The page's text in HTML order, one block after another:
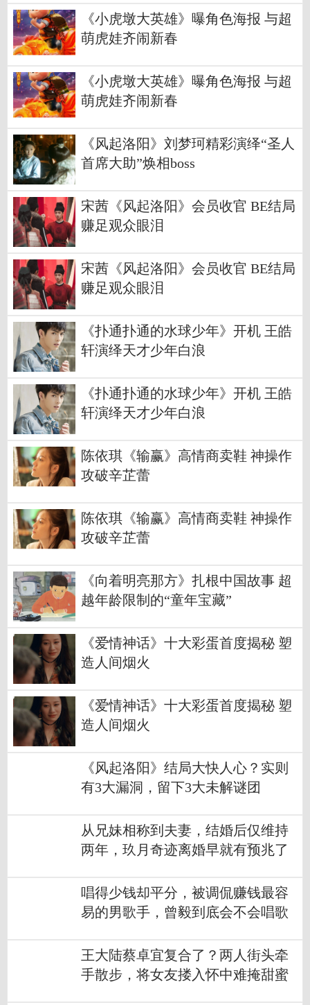
《小虎墩大英雄》曝角色海报 与超
萌虎娃齐闹新春
《小虎墩大英雄》曝角色海报 与超
萌虎娃齐闹新春
《风起洛阳》刘梦珂精彩演绎“圣人
首席大助”焕相boss
宋茜《风起洛阳》会员收官 BE结局
赚足观众眼泪
宋茜《风起洛阳》会员收官 BE结局
赚足观众眼泪
《扑通扑通的水球少年》开机 王皓
轩演绎天才少年白浪
《扑通扑通的水球少年》开机 王皓
轩演绎天才少年白浪
陈依琪《输赢》高情商卖鞋 神操作
攻破辛芷蕾
陈依琪《输赢》高情商卖鞋 神操作
攻破辛芷蕾
《向着明亮那方》扎根中国故事 超
越年龄限制的“童年宝藏”
《爱情神话》十大彩蛋首度揭秘 塑
造人间烟火
《爱情神话》十大彩蛋首度揭秘 塑
造人间烟火
《风起洛阳》结局大快人心？实则
有3大漏洞，留下3大未解谜团
从兄妹相称到夫妻，结婚后仅维持
两年，玖月奇迹离婚早就有预兆了
唱得少钱却平分，被调侃赚钱最容
易的男歌手，曾毅到底会不会唱歌
王大陆蔡卓宜复合了？两人街头牵
手散步，将女友搂入怀中难掩甜蜜